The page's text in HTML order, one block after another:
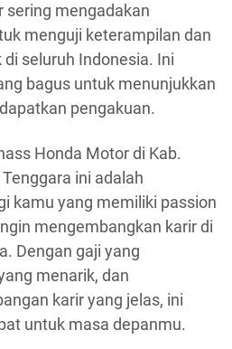
sering mengadakan
menguji keterampilan dan
seluruh Indonesia. Ini
bagus untuk menunjukkan
pengakuan.
Honda Motor di Kab.
ini adalah
kamu yang memiliki passion
mengembangkan karir di
Dengan gaji yang
menarik, dan
karir yang jelas, ini
untuk masa depanmu.